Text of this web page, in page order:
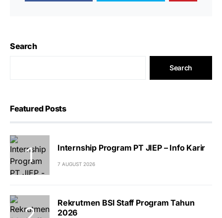
Search
Search
Featured Posts
Internship Program PT JIEP – Info Karir
7 AUGUST 2026
Rekrutmen BSI Staff Program Tahun
2026